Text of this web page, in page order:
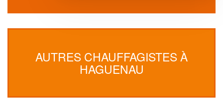
AUTRES CHAUFFAGISTES À
HAGUENAU